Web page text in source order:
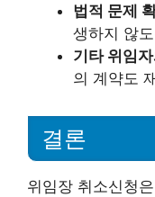
법적 문제
생하지 않
기타 위임
의 계약도
결론
위임장 취소신청